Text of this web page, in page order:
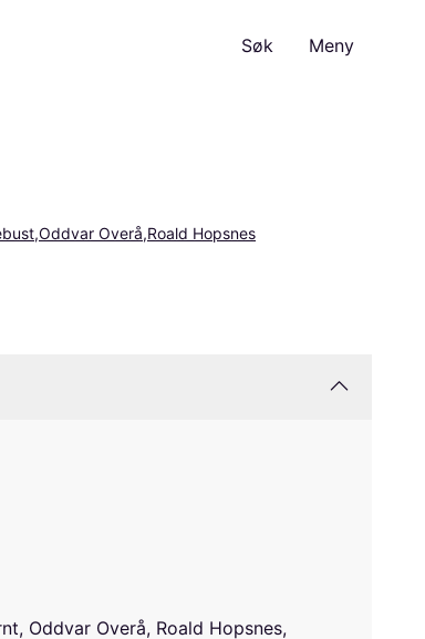
Søk Meny
Oddvar Overå Roald Hopsnes
Oddvar Overå, Roald Hopsnes,